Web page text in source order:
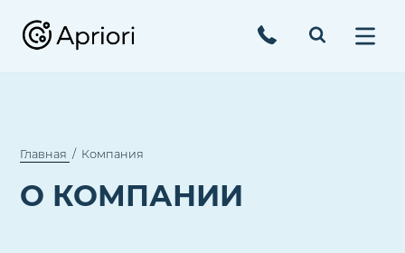
Главная Компания
О КОМПАНИИ